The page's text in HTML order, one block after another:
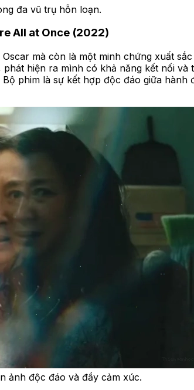
đa vũ trụ hỗn loạn.
All at Once (2022)
mà còn là một minh chứng xuất
hiện ra mình có khả năng kết nối
phim là sự kết hợp độc đáo giữa hành
ảnh độc đáo và đầy cảm xúc.